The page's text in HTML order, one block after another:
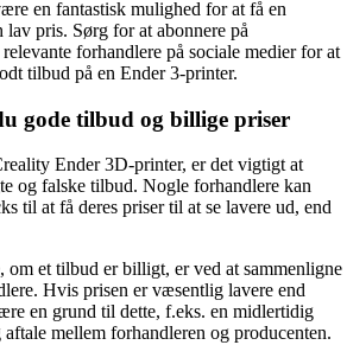
en fantastisk mulighed for at få en
lav pris. Sørg for at abonnere på
forhandlere på sociale medier for at
tilbud på en Ender 3-printer.
gode tilbud og billige priser
Ender 3D-printer, er det vigtigt at
og falske tilbud. Nogle forhandlere kan
til at få deres priser til at se lavere ud, end
om et tilbud er billigt, er ved at sammenligne
Hvis prisen er væsentlig lavere end
en grund til dette, f.eks. en midlertidig
mellem forhandleren og producenten.